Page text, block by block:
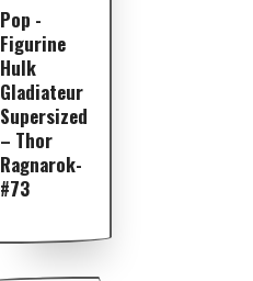
Pop -
Figurine
Hulk
Gladiateur
Supersized
– Thor
Ragnarok-
#73